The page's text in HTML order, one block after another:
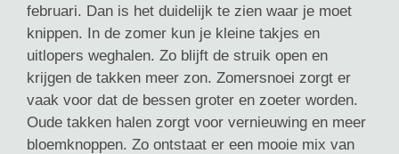
februari. Dan is het duidelijk te zien waar je moet
knippen. In de zomer kun je kleine takjes en
uitlopers weghalen. Zo blijft de struik open en
krijgen de takken meer zon. Zomersnoei zorgt er
vaak voor dat de bessen groter en zoeter worden.
Oude takken halen zorgt voor vernieuwing en meer
bloemknoppen. Zo ontstaat er een mooie mix van